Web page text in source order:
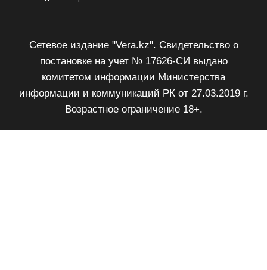
Сетевое издание "Vera.kz". Свидетельство о
постановке на учет № 17626-СИ выдано
комитетом информации Министерства
информации и коммуникаций РК от 27.03.2019 г.
Возрастное ограничение 18+.